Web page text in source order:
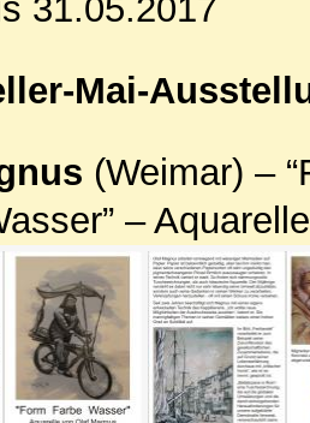
31.05.2017
Mai-
(Weimar) –
– Aquarelle